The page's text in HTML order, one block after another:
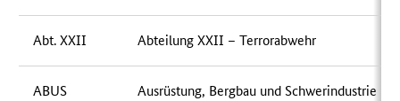
Abt. XXII Abteilung XXII – Terrorabwehr
ABUS Ausrüstung, Bergbau und Schwerindustrie